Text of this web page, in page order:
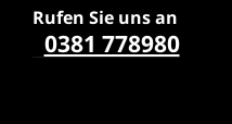
Rufen Sie uns an
0381 778980